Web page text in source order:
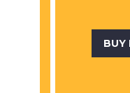
BUY